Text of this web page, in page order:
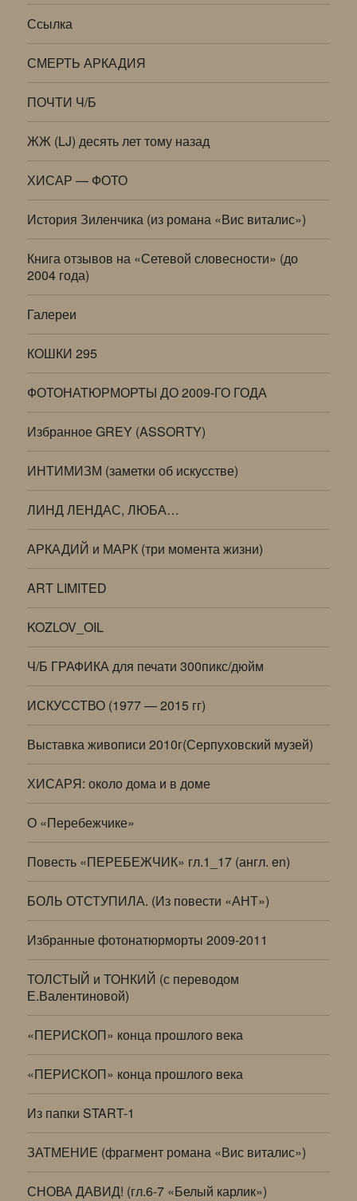
Ссылка
СМЕРТЬ АРКАДИЯ
ПОЧТИ Ч/Б
ЖЖ (LJ) десять лет тому назад
ХИСАР — ФОТО
История Зиленчика (из романа «Вис виталис»)
Книга отзывов на «Сетевой словесности» (до
2004 года)
Галереи
КОШКИ 295
ФОТОНАТЮРМОРТЫ ДО 2009-ГО ГОДА
Избранное GREY (ASSORTY)
ИНТИМИЗМ (заметки об искусстве)
ЛИНД ЛЕНДАС, ЛЮБА…
АРКАДИЙ и МАРК (три момента жизни)
ART LIMITED
KOZLOV_OIL
Ч/Б ГРАФИКА для печати 300пикс/дюйм
ИСКУССТВО (1977 — 2015 гг)
Выставка живописи 2010г(Серпуховский музей)
ХИСАРЯ: около дома и в доме
О «Перебежчике»
Повесть «ПЕРЕБЕЖЧИК» гл.1_17 (англ. en)
БОЛЬ ОТСТУПИЛА. (Из повести «АНТ»)
Избранные фотонатюрморты 2009-2011
ТОЛСТЫЙ и ТОНКИЙ (с переводом
Е.Валентиновой)
«ПЕРИСКОП» конца прошлого века
«ПЕРИСКОП» конца прошлого века
Из папки START-1
ЗАТМЕНИЕ (фрагмент романа «Вис виталис»)
СНОВА ДАВИД! (гл.6-7 «Белый карлик»)